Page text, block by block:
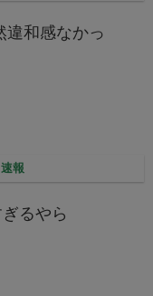
違和感なかっ
報
るやら